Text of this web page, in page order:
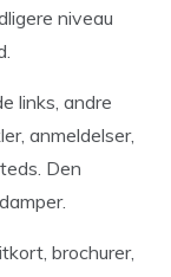
niveau
links, andre
anmeldelser,
Den
brochurer,